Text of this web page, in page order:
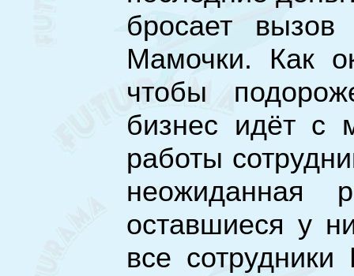
бросает
Мамочки. Как
чтобы
бизнес идёт с
работы
неожиданная
оставшиеся у
все